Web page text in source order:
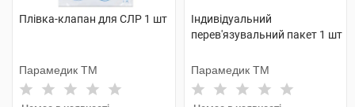
Плівка-клапан для СЛР 1 шт
Парамедик ТМ
Індивідуальний
перев'язувальний пакет 1 шт
Парамедик ТМ